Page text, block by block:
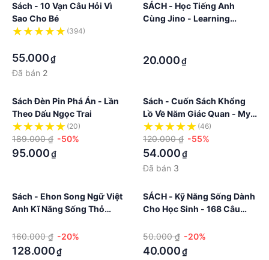
Sách - 10 Vạn Câu Hỏi Vì
Sao Cho Bé
(394)
55.000₫
Đã bán 2
SÁCH - Học Tiếng Anh
Cùng Jino - Learning
Yummy Food
20.000₫
Sách Đèn Pin Phá Án - Lần
Theo Dấu Ngọc Trai
(20)
189.000 ₫ -50%
95.000₫
Sách - Cuốn Sách Khổng
Lồ Về Năm Giác Quan - My
Big Book Of The Five
Senses
(46)
120.000 ₫ -55%
54.000₫
Đã bán 3
Sách - Ehon Song Ngữ Việt
Anh Kĩ Năng Sống Thỏ
5 Cuốn
160.000 ₫ -20%
128.000₫
SÁCH - Kỹ Năng Sống Dành
Cho Học Sinh - 168 Câu
Cách Giao Tiếp - Ký Hiệu
Của Chiến Thắng
50.000 ₫ -20%
40.000₫